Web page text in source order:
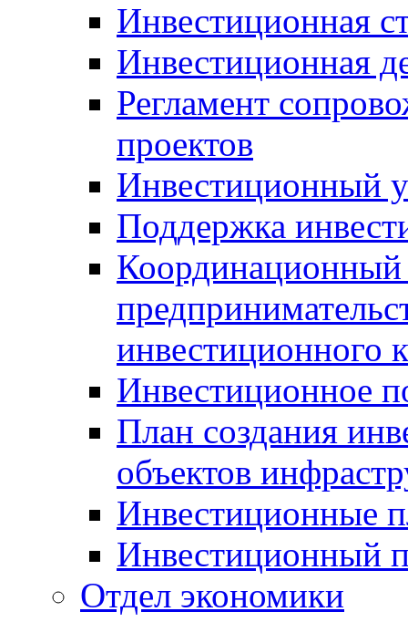
Инвестиционная
Инвестиционная
Регламент
проектов
Инвестиционный
Поддержка
Координационный
инвестиционного
Инвестиционное
План создания
объектов
Инвестиционные
Инвестиционный
Отдел экономики